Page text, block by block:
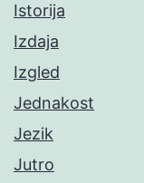
Istorija
Izdaja
Izgled
Jednakost
Jezik
Jutro